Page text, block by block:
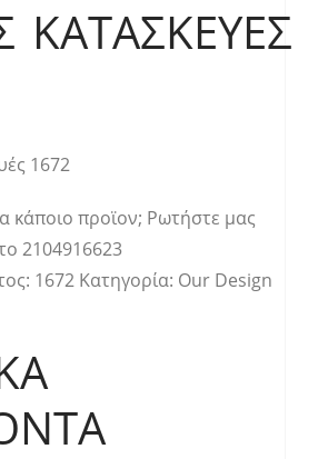
ΚΑΤΑΣΚΕΥΈΣ
1672
κάποιο προϊον; Ρωτήστε μας
2104916623
1672 Κατηγορία: Our Design